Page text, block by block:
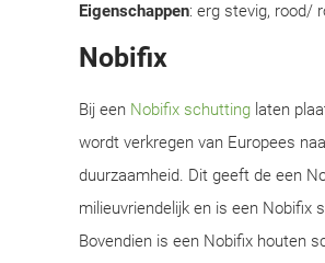
Eigenschappen: erg stevig, rood/
Nobifix
Bij een Nobifix schutting laten
wordt verkregen van Europees
duurzaamheid. Dit geeft de een
milieuvriendelijk en is een
Bovendien is een Nobifix houten